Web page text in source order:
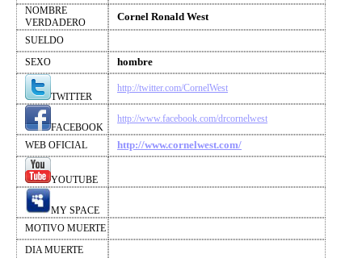
NOMBRE
VERDADERO
Cornel Ronald West
SUELDO
SEXO
hombre
TWITTER
http://twitter.com/CornelWest
FACEBOOK
http://www.facebook.com/drcornelwest
WEB OFICIAL http://www.cornelwest.com/
YOUTUBE
MY SPACE
MOTIVO MUERTE
DIA MUERTE